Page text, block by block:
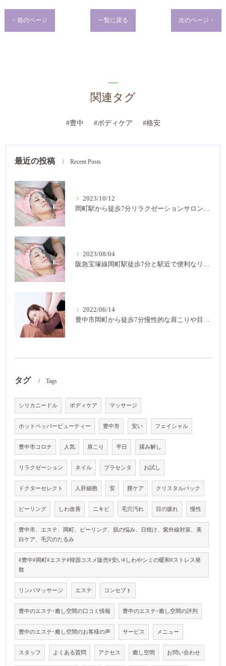
< 前のページ 一覧に戻る 次のページ >
関連タグ
#豊中 #ボディケア #格安
最近の投稿 Recent Posts
2023/10/12
2023/08/04
2022/06/14
タグ Tags
シリカニードル ボディケア マッサージ
ホットペッパービューティー 豊中市 安い フェイシャル
豊中市コロナ 人気 肩こり 平日 揉み解し
リラクゼーション ネイル プラセンタ お試し
ドクターセレクト 人肝細胞 安 膣ケア クリスタルパック
ピーリング しわ改善 ニキビ 毛穴汚れ 目の疲れ 慢性
豊中市、エステ、岡町、ピーリング、肌の悩み、日焼け、紫外線対策、美
白ケア、毛穴のたるみ
#豊中#岡町#エステ#韓国コスメ販売#安い#しわやシミの暖和#ストレス発
散
リンパマッサージ エステ コンセプト
豊中のエステ･癒し空間の口コミ情報 豊中のエステ･癒し空間の評判
豊中のエステ･癒し空間のお客様の声 サービス メニュー
スタッフ よくある質問 アクセス 癒し空間 お問い合わせ